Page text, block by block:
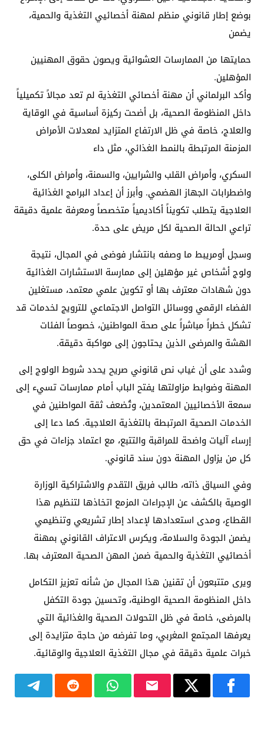
بوضع إطار قانوني منظم لمهنة أخصائيي التغذية والحمية،
يضمن
حمايتها من الممارسات العشوائية ويصون حقوق المهنيين
المؤهلين.
وأكد البرلماني أن مهنة أخصائي التغذية لم تعد مجالاً تكميلياً
داخل المنظومة الصحية، بل أضحت ركيزة أساسية في الوقاية
والعلاج، خاصة في ظل الارتفاع المتزايد لمعدلات الأمراض
المزمنة المرتبطة بالنمط الغذائي، مثل داء
السكري، وأمراض القلب والشرايين، والسمنة، وأمراض الكلى،
واضطرابات الجهاز الهضمي. وأبرز أن إعداد البرامج الغذائية
العلاجية يتطلب تكويناً أكاديمياً متخصصاً ومعرفة علمية دقيقة
تراعي الحالة الصحية لكل مريض على حدة.
وسجل أومريبط ما وصفه بانتشار فوضى في المجال، نتيجة
ولوج أشخاص غير مؤهلين إلى ممارسة الاستشارات الغذائية
دون شهادات معترف بها أو تكوين علمي معتمد، مستغلين
الفضاء الرقمي ووسائل التواصل الاجتماعي للترويج لخدمات قد
تشكل خطراً مباشراً على صحة المواطنين، خصوصاً الفئات
الهشة والمرضى الذين يحتاجون إلى مواكبة دقيقة.
وشدد على أن غياب نص قانوني صريح يحدد شروط الولوج إلى
المهنة وضوابط مزاولتها يفتح الباب أمام ممارسات تسيء إلى
سمعة الأخصائيين المعتمدين، وتُضعف ثقة المواطنين في
الخدمات الصحية المرتبطة بالتغذية العلاجية. كما دعا إلى
إرساء آليات واضحة للمراقبة والتتبع، مع اعتماد جزاءات في حق
كل من يزاول المهنة دون سند قانوني.
وفي السياق ذاته، طالب فريق التقدم والاشتراكية الوزارة
الوصية بالكشف عن الإجراءات المزمع اتخاذها لتنظيم هذا
القطاع، ومدى استعدادها لإعداد إطار تشريعي وتنظيمي
يضمن الجودة والسلامة، ويكرس الاعتراف القانوني بمهنة
أخصائيي التغذية والحمية ضمن المهن الصحية المعترف بها.
ويرى متتبعون أن تقنين هذا المجال من شأنه تعزيز التكامل
داخل المنظومة الصحية الوطنية، وتحسين جودة التكفل
بالمرضى، خاصة في ظل التحولات الصحية والغذائية التي
يعرفها المجتمع المغربي، وما تفرضه من حاجة متزايدة إلى
خبرات علمية دقيقة في مجال التغذية العلاجية والوقائية.